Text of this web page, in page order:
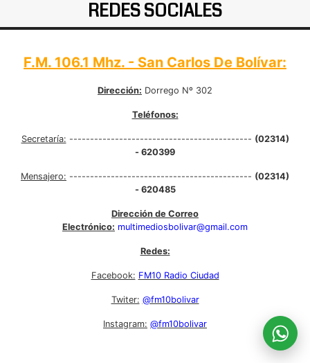
REDES SOCIALES
F.M. 106.1 Mhz. - San Carlos De Bolívar:
Dirección: Dorrego Nº 302
Teléfonos:
Secretaría: -------------------------------------------- (02314)
- 620399
Mensajero: -------------------------------------------- (02314)
- 620485
Dirección de Correo
Electrónico: multimediosbolivar@gmail.com
Redes:
Facebook: FM10 Radio Ciudad
Twiter: @fm10bolivar
Instagram: @fm10bolivar